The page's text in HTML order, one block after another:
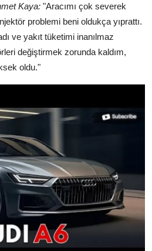
Kaya: "Aracımı çok severek
problemi beni oldukça yıprattı.
ve yakıt tüketimi inanılmaz
değiştirmek zorunda kaldım,
oldu."